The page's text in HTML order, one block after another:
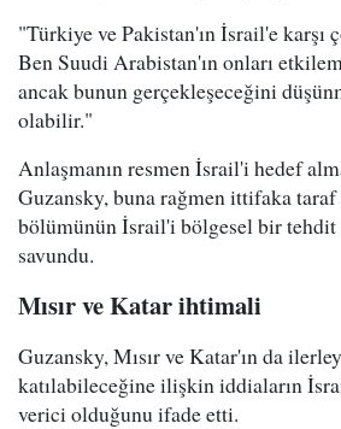
"Türkiye ve Pakistan'ın İsrail'e karşı
Ben Suudi Arabistan'ın onları
ancak bunun gerçekleşeceğini
olabilir."
Anlaşmanın resmen İsrail'i hedef
Guzansky, buna rağmen ittifaka
bölümünün İsrail'i bölgesel bir
savundu.
Mısır ve Katar ihtimali
Guzansky, Mısır ve Katar'ın da
katılabileceğine ilişkin iddiaların
verici olduğunu ifade etti.